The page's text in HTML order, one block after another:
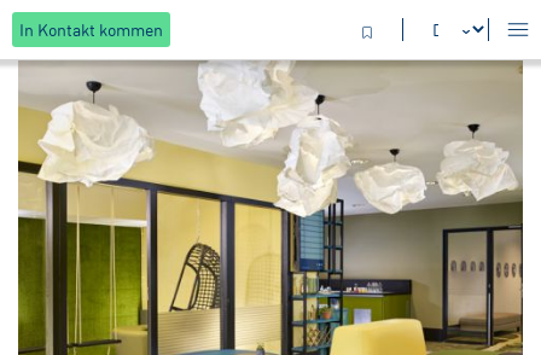
In Kontakt kommen